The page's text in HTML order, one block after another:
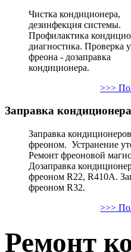
Чистка кондиционера,
дезинфекция системы.
Профилактика
диагностика. Проверка
фреона - дозаправка
кондиционера.
>>>
Заправка кондиционера
Заправка кондиционеров
фреоном. Устранение
Ремонт фреоновой
Дозаправка
фреоном R22, R410A.
фреоном R32.
>>>
Ремонт